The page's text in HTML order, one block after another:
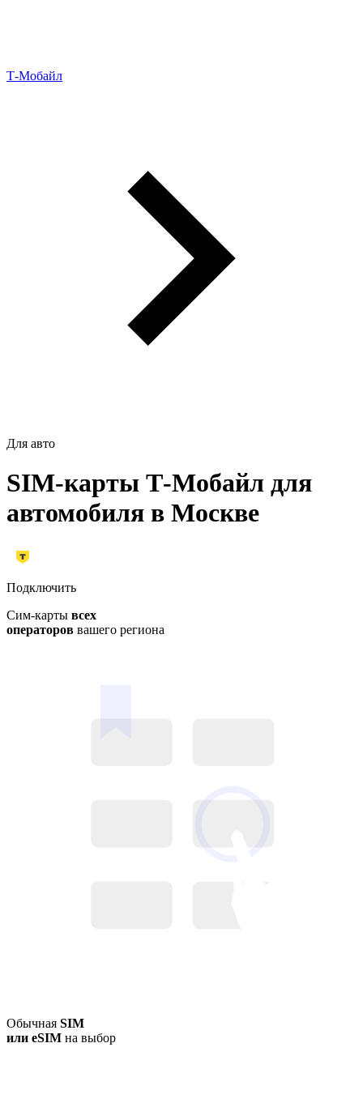
Т‑Мобайл
Для авто
SIM-карты Т‑Мобайл для
автомобиля в Москве
Подключить
Сим-карты всех
операторов вашего региона
Обычная SIM
или eSIM на выбор